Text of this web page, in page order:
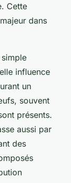
Cette
dans
influence
un
souvent
présents.
aussi par
des